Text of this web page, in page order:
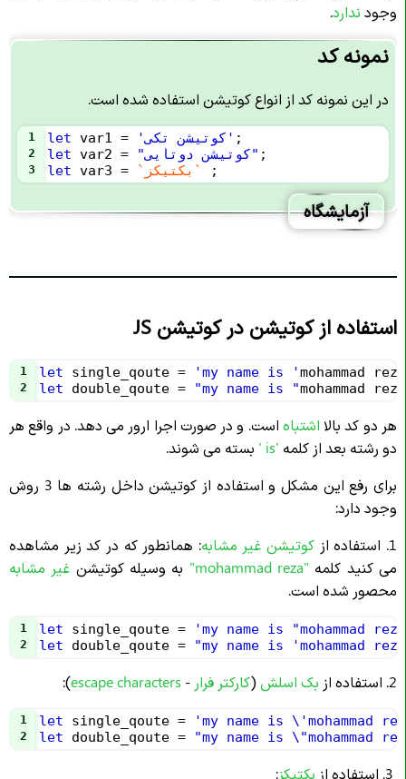
وجود ندارد.
نمونه کد
در این نمونه کد از انواع کوتیشن استفاده شده است.
1 let var1 = 'کوتیشن تکی' ;
2 let var2 = "کوتیشن دوتایی" ;
3 let var3 = `بکتیکز` ;
آزمایشگاه
استفاده از کوتیشن در کوتیشن JS
1 let single_qoute = 'my name is 'mohammad reza
2 let double_qoute = "my name is "mohammad reza
هر دو کد بالا اشتباه است. و در صورت اجرا ارور می دهد. در واقع هر
دو رشته بعد از کلمه 'is '
بسته می شوند.
برای رفع این مشکل و استفاده از کوتیشن داخل رشته ها 3 روش
وجود دارد:
1. استفاده از
کوتیشن غیر مشابه: همانطور که در کد زیر مشاهده
می کنید کلمه "mohammad reza" به وسیله کوتیشن غیر مشابه
محصور شده است.
1 let single_qoute = 'my name is "mohammad
2 let double_qoute = "my name is 'mohammad
2. استفاده از بک اسلش(کارکتر فرار -
escape characters
):
1 let single_qoute = 'my name is \'mohammad
2 let double_qoute = "my name is \"mohammad
بکتیکز: